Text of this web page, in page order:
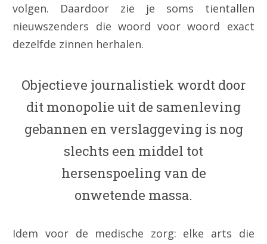
volgen. Daardoor zie je soms tientallen
nieuwszenders die woord voor woord exact
dezelfde zinnen herhalen.
Objectieve journalistiek wordt door
dit monopolie uit de samenleving
gebannen en verslaggeving is nog
slechts een middel tot
hersenspoeling van de
onwetende massa.
Idem voor de medische zorg: elke arts die